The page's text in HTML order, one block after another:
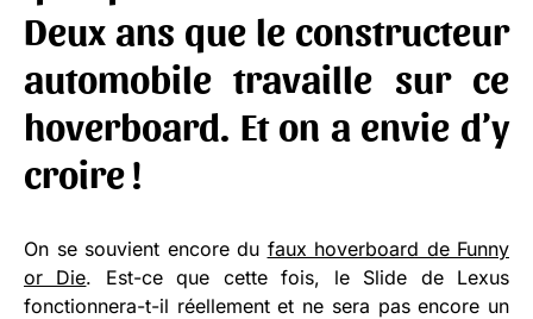
Deux ans que le constructeur
automobile travaille sur ce
hoverboard. Et on a envie d’y
croire !
On se souvient encore du faux hoverboard de Funny
or Die. Est-ce que cette fois, le Slide de Lexus
fonctionnera-t-il réellement et ne sera pas encore un